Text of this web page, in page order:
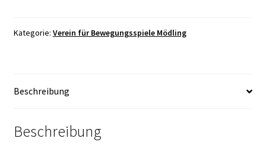
Kategorie: Verein für Bewegungsspiele Mödling
Beschreibung
Beschreibung